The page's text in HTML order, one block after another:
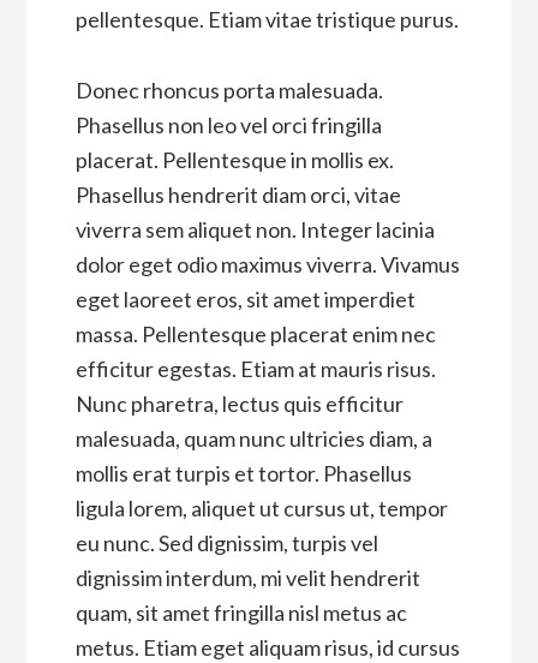
pellentesque. Etiam vitae tristique purus.
Donec rhoncus porta malesuada.
Phasellus non leo vel orci fringilla
placerat. Pellentesque in mollis ex.
Phasellus hendrerit diam orci, vitae
viverra sem aliquet non. Integer lacinia
dolor eget odio maximus viverra. Vivamus
eget laoreet eros, sit amet imperdiet
massa. Pellentesque placerat enim nec
efficitur egestas. Etiam at mauris risus.
Nunc pharetra, lectus quis efficitur
malesuada, quam nunc ultricies diam, a
mollis erat turpis et tortor. Phasellus
ligula lorem, aliquet ut cursus ut, tempor
eu nunc. Sed dignissim, turpis vel
dignissim interdum, mi velit hendrerit
quam, sit amet fringilla nisl metus ac
metus. Etiam eget aliquam risus, id cursus